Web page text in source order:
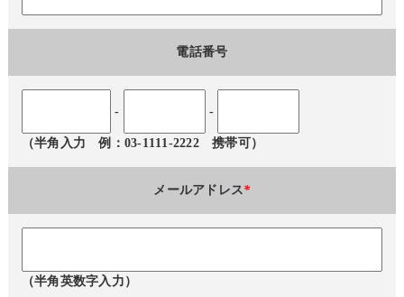
電話番号
- -
（半角入力 例：03-1111-2222 携帯可）
メールアドレス*
（半角英数字入力）